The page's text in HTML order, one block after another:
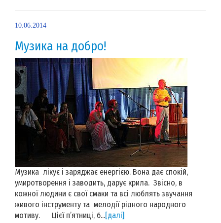
10.06.2014
Музика на добро!
Музика лікує і заряджає енергією. Вона дає спокій,
умиротворення і заводить, дарує крила. Звісно, в
кожної людини є свої смаки та всі люблять звучання
живого інструменту та мелодії рідного народного
мотиву. Цієї п’ятниці, 6...[далі]